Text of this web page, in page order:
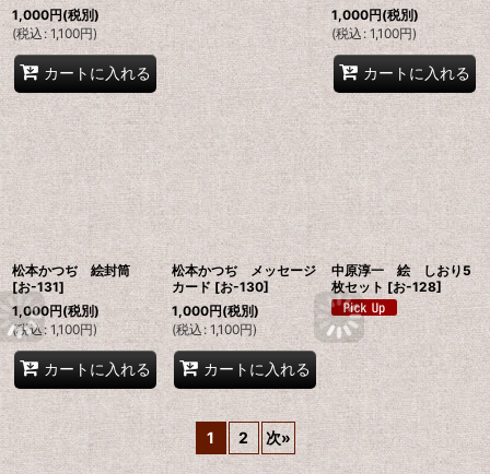
1,000円(税別)
(税込 : 1,100円)
カートに入れる
1,000円(税別)
(税込: 1,100円)
カートに入れる
松本かつぢ 絵封筒
[お-131]
1,000円(税別)
(税込: 1,100円)
カートに入れる
松本かつぢ メッセージ
カード [お-130]
1,000円(税別)
(税込: 1,100円)
カートに入れる
中原淳一 絵 しおり5
枚セット [お-128]
1 2 次»